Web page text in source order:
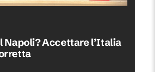
Napoli? Accettare l’Italia